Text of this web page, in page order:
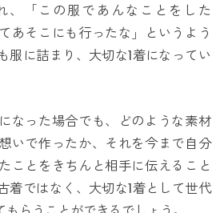
、「この服であんなことをした
あそこにも行ったな」というよう
服に詰まり、大切な1着になってい
なった場合でも、どのような素材
いで作ったか、それを今まで自分
ことをきちんと相手に伝えること
着ではなく、大切な1着として世代